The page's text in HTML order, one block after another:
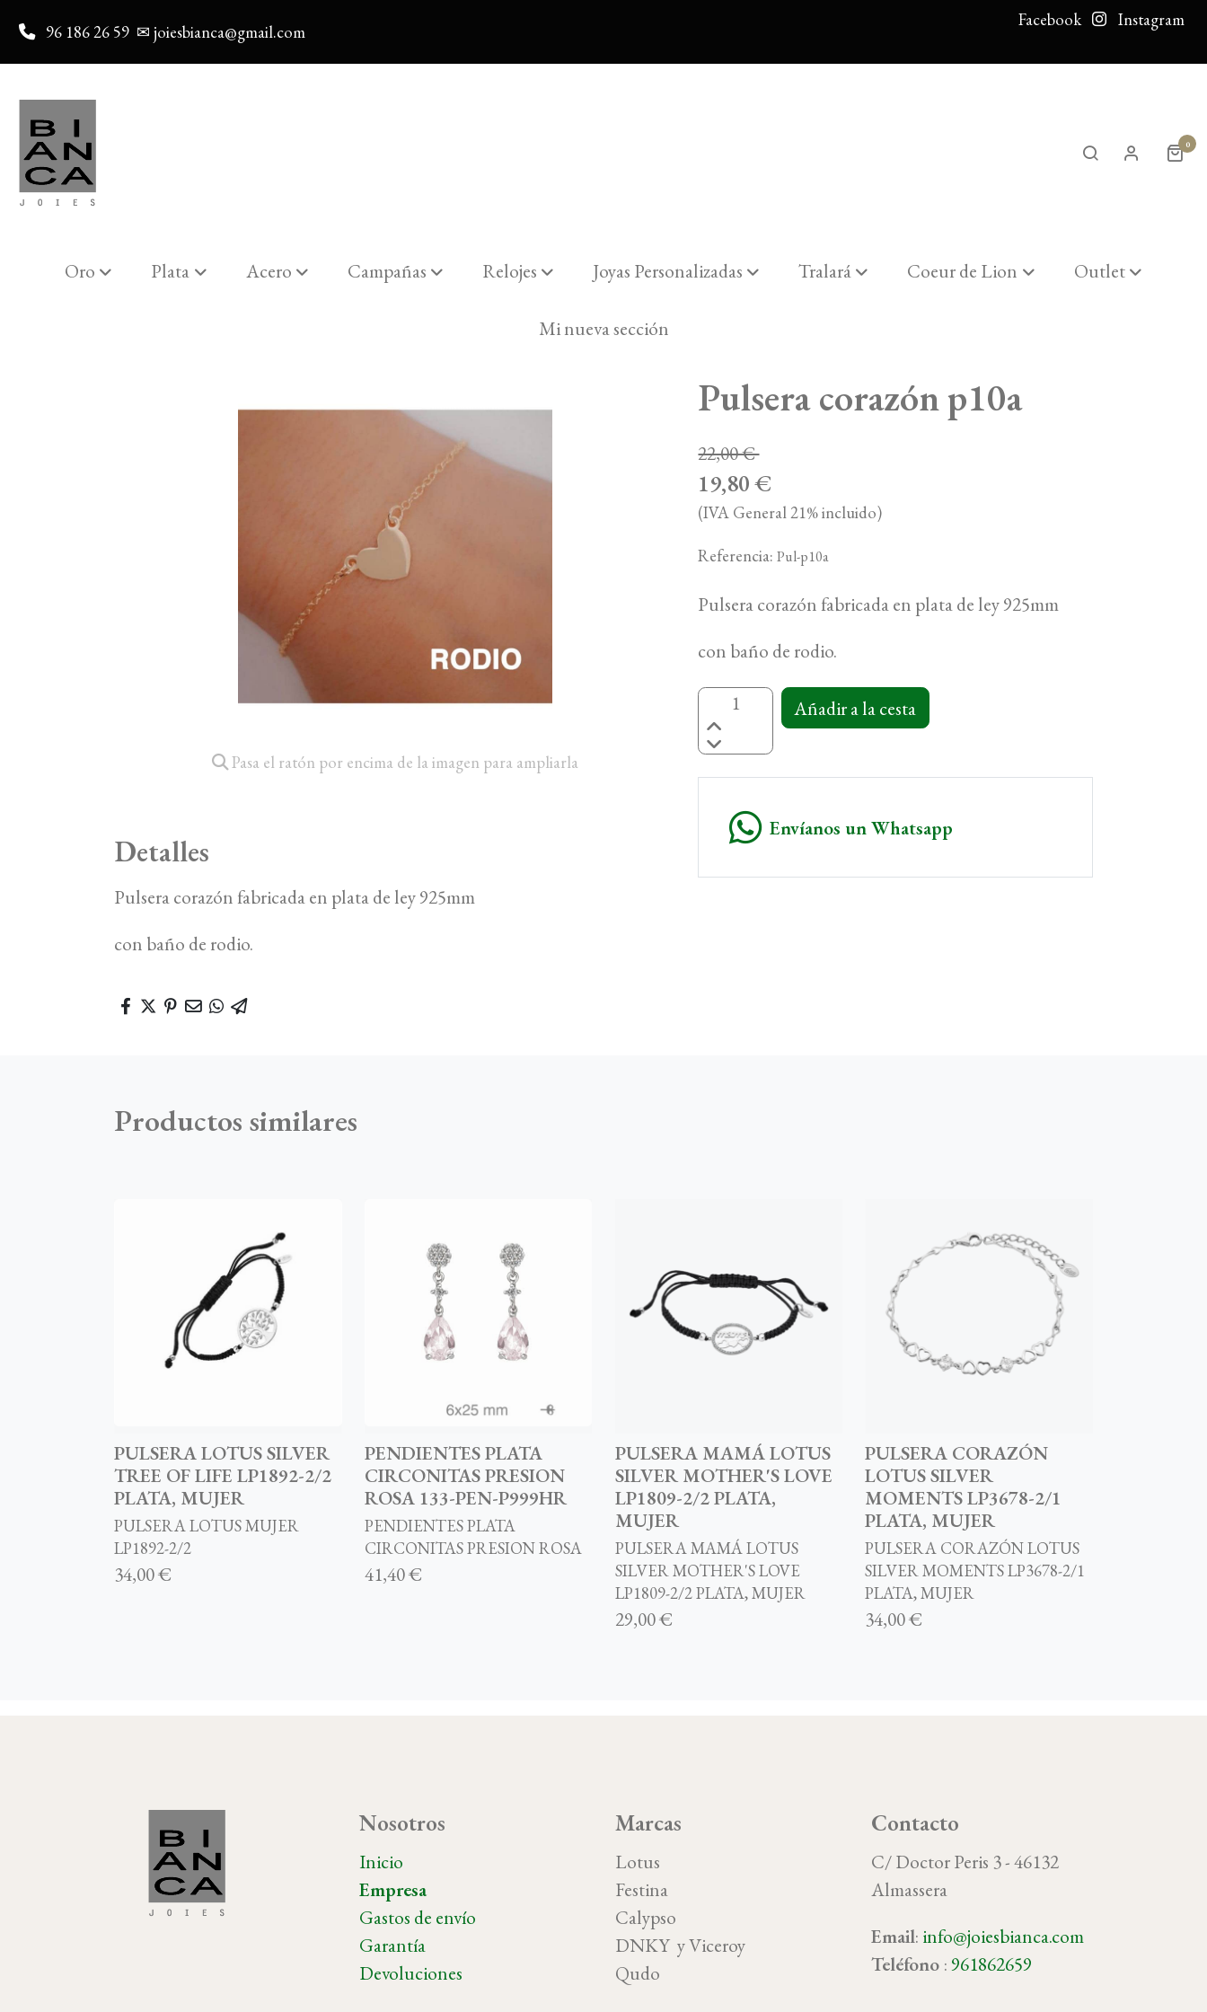
96 186 26 59 ✉ joiesbianca@gmail.com
Facebook Instagram
0
Oro Plata Acero Campañas Relojes Joyas Personalizadas Tralará Coeur de Lion Outlet
Mi nueva sección
Pasa el ratón por encima de la imagen para ampliarla
Detalles
Pulsera corazón fabricada en plata de ley 925mm
con baño de rodio.
Pulsera corazón p10a
22,00 €
19,80 €
(IVA General 21% incluido)
Referencia:Pul-p10a
Pulsera corazón fabricada en plata de ley 925mm
con baño de rodio.
Añadir a la cesta
Envíanos un Whatsapp
Productos similares
PULSERA LOTUS SILVER
TREE OF LIFE LP1892-2/2
PLATA, MUJER
PULSERA LOTUS MUJER
LP1892-2/2
34,00 €
PENDIENTES PLATA
CIRCONITAS PRESION
ROSA 133-PEN-P999HR
PENDIENTES PLATA
CIRCONITAS PRESION ROSA
41,40 €
PULSERA MAMÁ LOTUS
SILVER MOTHER'S LOVE
LP1809-2/2 PLATA,
MUJER
PULSERA MAMÁ LOTUS
SILVER MOTHER'S LOVE
LP1809-2/2 PLATA, MUJER
29,00 €
PULSERA CORAZÓN
LOTUS SILVER
MOMENTS LP3678-2/1
PLATA, MUJER
PULSERA CORAZÓN LOTUS
SILVER MOMENTS LP3678-2/1
PLATA, MUJER
34,00 €
Nosotros
Inicio
Empresa
Gastos de envío
Garantía
Devoluciones
Marcas
Lotus
Festina
Calypso
DNKY y Viceroy
Qudo
Contacto
C/ Doctor Peris 3 - 46132
Almassera
Email: info@joiesbianca.com
Teléfono :961862659